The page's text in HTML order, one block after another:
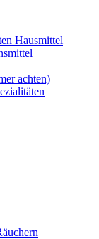
Hausmittel
achten)